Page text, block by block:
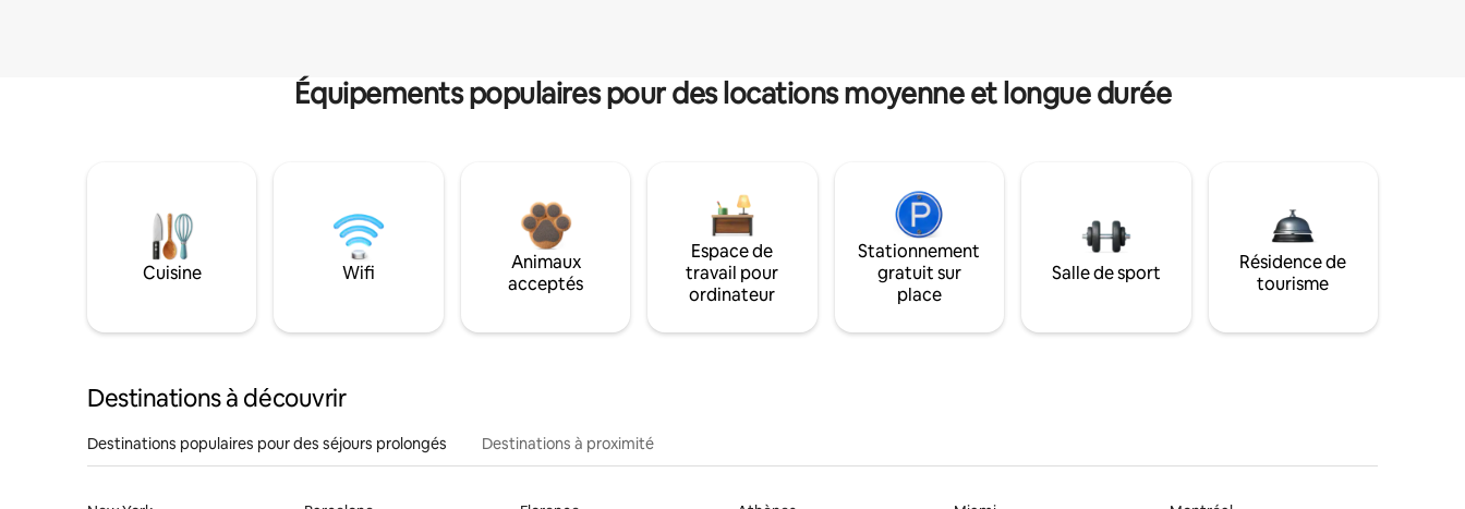
Équipements populaires pour des locations moyenne et longue durée
Cuisine Wifi
Animaux
acceptés
Espace de
travail pour
ordinateur
Stationnement
gratuit sur
place
Salle de sport
Résidence de
tourisme
Destinations à découvrir
Destinations populaires pour des séjours prolongés Destinations à proximité